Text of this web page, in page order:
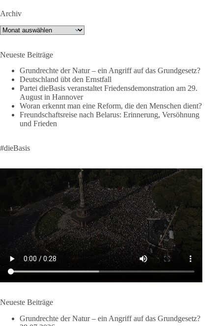
👉 Hier geht es zum vollständigen Video:
https://www.youtube.com/live/a9hOswSNg4I?
🟩🟩🟦🟦🟥🟥🟧🟧
❤️ Wir freuen uns über deine Unterstützung:
https://diebasis.de/spenden/
#dieBasis #frieden #russandistnichtunserFeind #friedenspartei
377
2 Tage(n) zuvor
Wusstest du, dass ein guter Antrag nicht besser oder schlechter
wird, nur weil er von einer bestimmten Partei kommt?
Sachsen-Anhalt braucht Lösungen für Schule, Pflege,
Wirtschaft, Infrastruktur und die Kommunen. Diese Probleme
werden nicht kleiner, wenn im Landtag zuerst auf Parteifarbe
und erst danach auf den Inhalt geschaut wird.
dieBasis Sachsen-Anhalt steht für Kooperation in Sachfragen.
Jeder Antrag soll danach bewertet werden, ob er dem Land
Archiv
Archiv
Neueste Beiträge
Grundrechte der Natur – ein Angriff auf das Grundgesetz?
Deutschland übt den Ernstfall
Partei dieBasis veranstaltet Friedensdemonstration am 29.
August in Hannover
Woran erkennt man eine Reform, die den Menschen dient?
Freundschaftsreise nach Belarus: Erinnerung, Versöhnung
und Frieden
#dieBasis
Neueste Beiträge
Grundrechte der Natur – ein Angriff auf das Grundgesetz?